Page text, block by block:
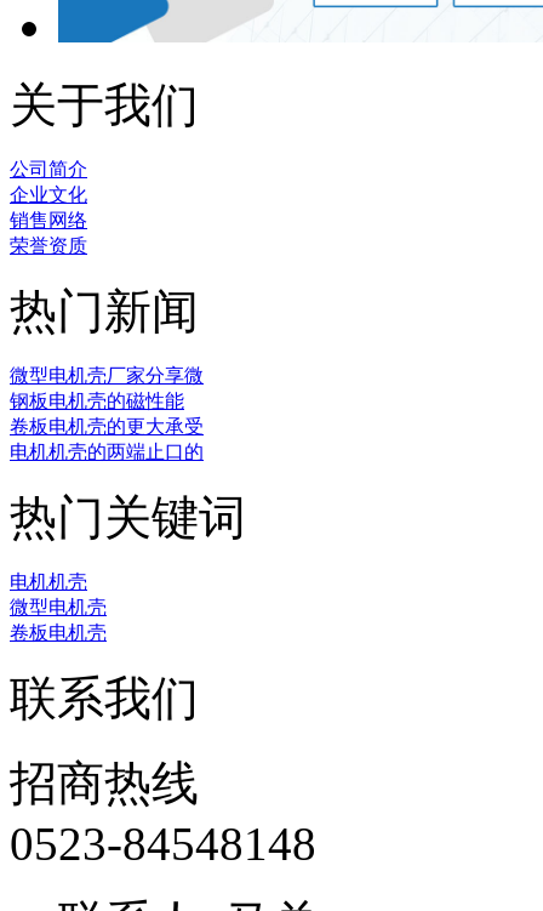
关于我们
公司简介
企业文化
销售网络
荣誉资质
热门新闻
微型电机壳厂家分享微
‌钢板电机壳的磁性能
卷板电机壳的更大承受
电机机壳的两端止口的
热门关键词
电机机壳
微型电机壳
卷板电机壳
联系我们
招商热线
0523-84548148